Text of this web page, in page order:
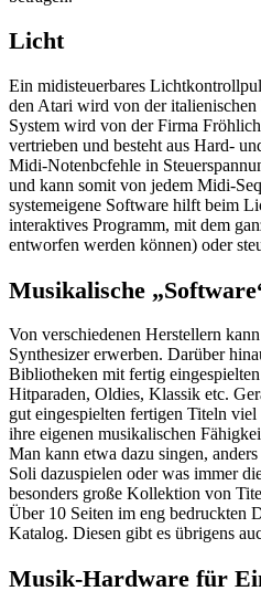
Licht
Ein midisteuerbares
den Atari wird von der
System wird von der Firma
vertrieben und besteht aus Hard-
Midi-Notenbcfehle in
und kann somit von jedem Midi-
systemeigene Software hilft beim
interaktives Programm, mit dem
entworfen werden können) oder
Musikalische
Von verschiedenen Herstellern
Synthesizer erwerben. Darüber
Bibliotheken mit fertig
Hitparaden, Oldies, Klassik etc.
gut eingespielten fertigen Titeln viel
ihre eigenen musikalischen
Man kann etwa dazu singen,
Soli dazuspielen oder was immer
besonders große Kollektion von
Über 10 Seiten im eng bedruckten
Katalog. Diesen gibt es übrigens
Musik-Hardware für